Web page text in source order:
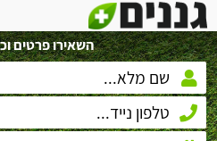
השאירו פרטים